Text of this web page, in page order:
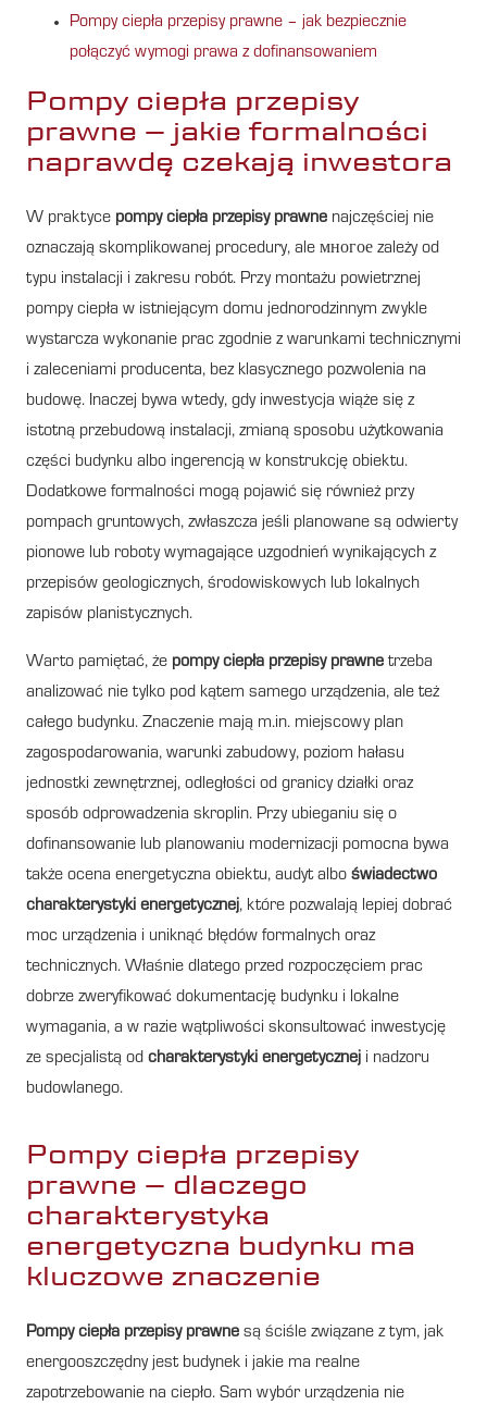
Pompy ciepła przepisy prawne – jak bezpiecznie
połączyć wymogi prawa z dofinansowaniem
Pompy ciepła przepisy
prawne – jakie formalności
naprawdę czekają inwestora
W praktyce pompy ciepła przepisy prawne najczęściej nie
oznaczają skomplikowanej procedury, ale многое zależy od
typu instalacji i zakresu robót. Przy montażu powietrznej
pompy ciepła w istniejącym domu jednorodzinnym zwykle
wystarcza wykonanie prac zgodnie z warunkami technicznymi
i zaleceniami producenta, bez klasycznego pozwolenia na
budowę. Inaczej bywa wtedy, gdy inwestycja wiąże się z
istotną przebudową instalacji, zmianą sposobu użytkowania
części budynku albo ingerencją w konstrukcję obiektu.
Dodatkowe formalności mogą pojawić się również przy
pompach gruntowych, zwłaszcza jeśli planowane są odwierty
pionowe lub roboty wymagające uzgodnień wynikających z
przepisów geologicznych, środowiskowych lub lokalnych
zapisów planistycznych.
Warto pamiętać, że pompy ciepła przepisy prawne trzeba
analizować nie tylko pod kątem samego urządzenia, ale też
całego budynku. Znaczenie mają m.in. miejscowy plan
zagospodarowania, warunki zabudowy, poziom hałasu
jednostki zewnętrznej, odległości od granicy działki oraz
sposób odprowadzenia skroplin. Przy ubieganiu się o
dofinansowanie lub planowaniu modernizacji pomocna bywa
także ocena energetyczna obiektu, audyt albo świadectwo
charakterystyki energetycznej, które pozwalają lepiej dobrać
moc urządzenia i uniknąć błędów formalnych oraz
technicznych. Właśnie dlatego przed rozpoczęciem prac
dobrze zweryfikować dokumentację budynku i lokalne
wymagania, a w razie wątpliwości skonsultować inwestycję
ze specjalistą od charakterystyki energetycznej i nadzoru
budowlanego.
Pompy ciepła przepisy
prawne – dlaczego
charakterystyka
energetyczna budynku ma
kluczowe znaczenie
Pompy ciepła przepisy prawne są ściśle związane z tym, jak
energooszczędny jest budynek i jakie ma realne
zapotrzebowanie na ciepło. Sam wybór urządzenia nie